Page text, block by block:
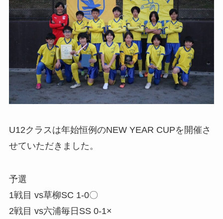
U12クラスは年始恒例のNEW YEAR CUPを開催さ
せていただきました。
予選
1戦目 vs草柳SC 1-0〇
2戦目 vs六浦毎日SS 0-1×